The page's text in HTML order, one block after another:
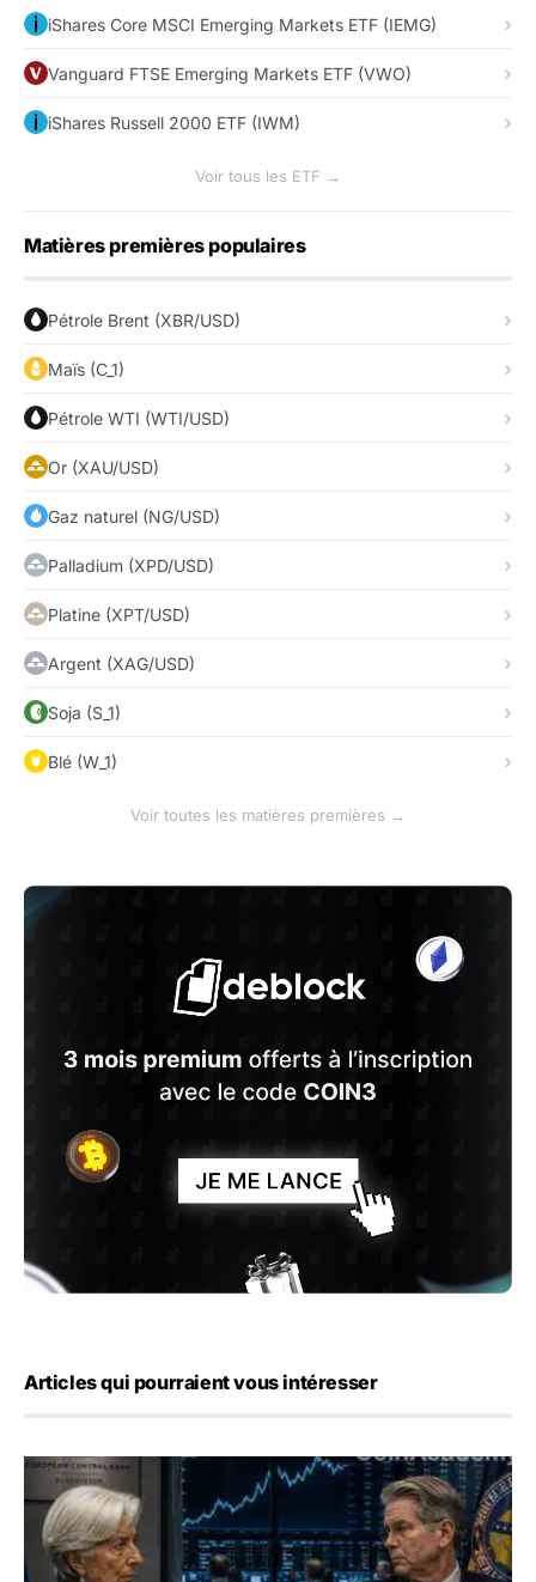
iShares Core MSCI Emerging Markets ETF (IEMG)
Vanguard FTSE Emerging Markets ETF (VWO)
iShares Russell 2000 ETF (IWM)
Voir tous les ETF →
Matières premières populaires
Pétrole Brent (XBR/USD)
Maïs (C_1)
Pétrole WTI (WTI/USD)
Or (XAU/USD)
Gaz naturel (NG/USD)
Palladium (XPD/USD)
Platine (XPT/USD)
Argent (XAG/USD)
Soja (S_1)
Blé (W_1)
Voir toutes les matières premières →
Articles qui pourraient vous intéresser
Yen : Washington a vendu des euros sans prévenir la